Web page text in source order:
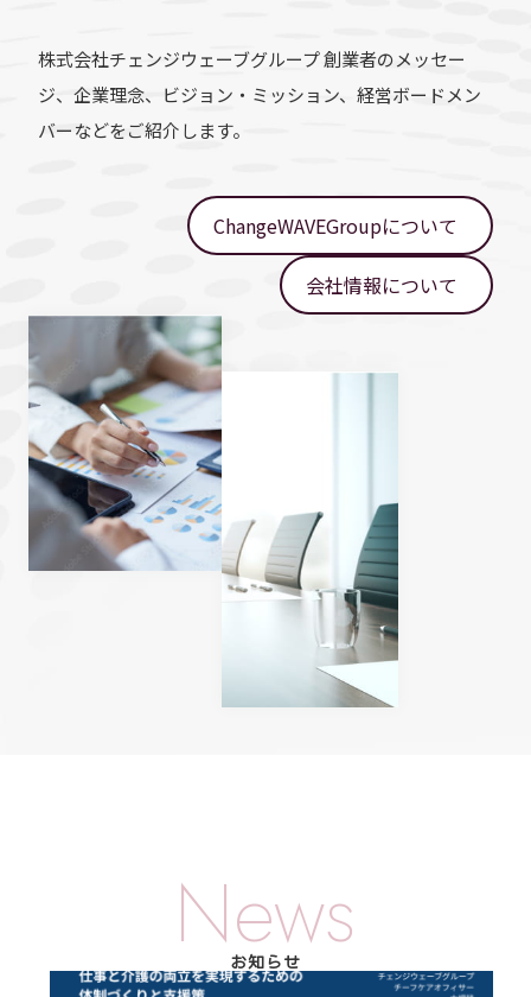
株式会社チェンジウェーブグループ 創業者のメッセー
ジ、企業理念、ビジョン・ミッション、経営ボードメン
バーなどをご紹介します。
ChangeWAVEGroupについて
会社情報について
News
お知らせ